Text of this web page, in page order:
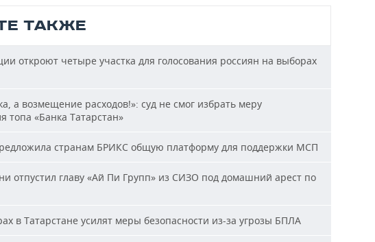
ТАКЖЕ
откроют четыре участка для голосования россиян на выборах
а возмещение расходов!»: суд не смог избрать меру
топа «Банка Татарстан»
странам БРИКС общую платформу для поддержки МСП
отпустил главу «Ай Пи Групп» из СИЗО под домашний арест по
в Татарстане усилят меры безопасности из-за угрозы БПЛА